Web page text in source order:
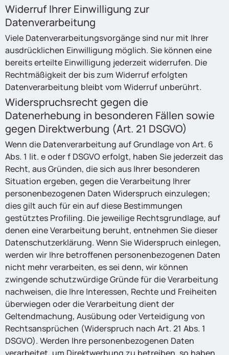
Widerruf Ihrer Einwilligung zur
Datenverarbeitung
Viele Datenverarbeitungsvorgänge sind nur mit Ihrer
ausdrücklichen Einwilligung möglich. Sie können eine
bereits erteilte Einwilligung jederzeit widerrufen. Die
Rechtmäßigkeit der bis zum Widerruf erfolgten
Datenverarbeitung bleibt vom Widerruf unberührt.
Widerspruchsrecht gegen die
Datenerhebung in besonderen Fällen sowie
gegen Direktwerbung (Art. 21 DSGVO)
Wenn die Datenverarbeitung auf Grundlage von Art. 6
Abs. 1 lit. e oder f DSGVO erfolgt, haben Sie jederzeit das
Recht, aus Gründen, die sich aus Ihrer besonderen
Situation ergeben, gegen die Verarbeitung Ihrer
personenbezogenen Daten Widerspruch einzulegen;
dies gilt auch für ein auf diese Bestimmungen
gestütztes Profiling. Die jeweilige Rechtsgrundlage, auf
denen eine Verarbeitung beruht, entnehmen Sie dieser
Datenschutzerklärung. Wenn Sie Widerspruch einlegen,
werden wir Ihre betroffenen personenbezogenen Daten
nicht mehr verarbeiten, es sei denn, wir können
zwingende schutzwürdige Gründe für die Verarbeitung
nachweisen, die Ihre Interessen, Rechte und Freiheiten
überwiegen oder die Verarbeitung dient der
Geltendmachung, Ausübung oder Verteidigung von
Rechtsansprüchen (Widerspruch nach Art. 21 Abs. 1
DSGVO). Werden Ihre personenbezogenen Daten